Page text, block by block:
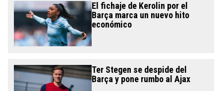
El fichaje de Kerolin por el
Barça marca un nuevo hito
económico
Ter Stegen se despide del
Barça y pone rumbo al Ajax